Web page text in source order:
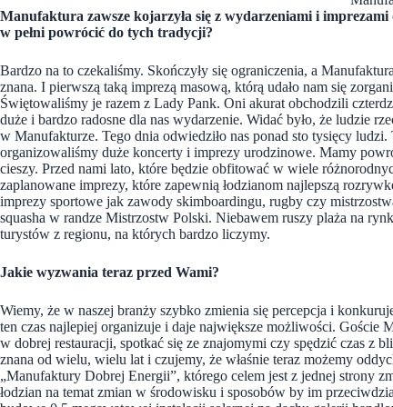
Manufaktura zawsze kojarzyła się z wydarzeniami i
w pełni powrócić do tych tradycji?
Bardzo na to czekaliśmy. Skończyły się ograniczenia, a
znana. I pierwszą taką imprezą masową, którą udało nam się
Świętowaliśmy je razem z Lady Pank. Oni akurat obchodzili
duże i bardzo radosne dla nas wydarzenie. Widać było, że ludzie
w Manufakturze. Tego dnia odwiedziło nas ponad sto tysięcy
organizowaliśmy duże koncerty i imprezy urodzinowe. Mamy
cieszy. Przed nami lato, które będzie obfitować w wiele
zaplanowane imprezy, które zapewnią łodzianom najlepszą
imprezy sportowe jak zawody skimboardingu, rugby czy
squasha w randze Mistrzostw Polski. Niebawem ruszy plaża na
turystów z regionu, na których bardzo liczymy.
Jakie wyzwania teraz przed Wami?
Wiemy, że w naszej branży szybko zmienia się percepcja i
ten czas najlepiej organizuje i daje największe możliwości. Goście
w dobrej restauracji, spotkać się ze znajomymi czy spędzić czas z
znana od wielu, wielu lat i czujemy, że właśnie teraz możemy
„Manufaktury Dobrej Energii”, którego celem jest z jednej strony
łodzian na temat zmian w środowisku i sposobów by im